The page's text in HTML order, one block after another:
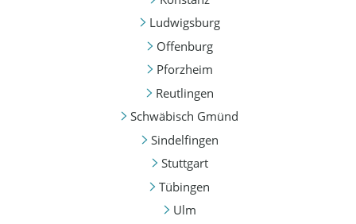
Ludwigsburg
Offenburg
Pforzheim
Reutlingen
Schwäbisch Gmünd
Sindelfingen
Stuttgart
Tübingen
Ulm